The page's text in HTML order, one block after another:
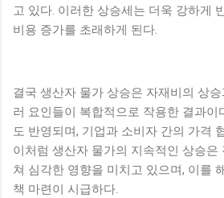
고 있다. 이러한 상승세는 더욱 강하게
비용 증가를 초래하게 된다.
결국 생산자 물가 상승은 자재비의 상
러 요인들이 복합적으로 작용한 결과이
도 반영되며, 기업과 소비자 간의 가격
이처럼 생산자 물가의 지속적인 상승은
쳐 심각한 영향을 미치고 있으며, 이를
책 마련이 시급하다.